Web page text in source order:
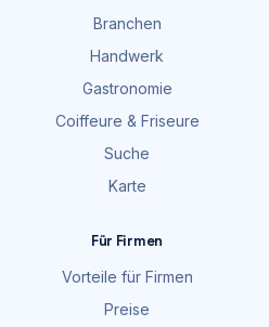
Branchen
Handwerk
Gastronomie
Coiffeure & Friseure
Suche
Karte
Für Firmen
Vorteile für Firmen
Preise